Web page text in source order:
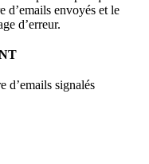
d’emails envoyés et le
d’erreur.
d’emails signalés